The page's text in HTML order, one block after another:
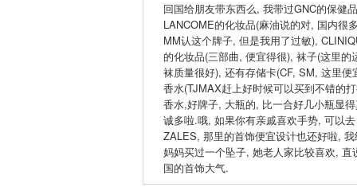
回国给朋友带东西么, 我带过GNC的保健
LANCOME的化妆品(麻油说的对, 国内很
MM认这个牌子, 但是我用了过敏),
的化妆品(三部曲, 便宜得很), 袜子(这里的
袜质量很好), 还有存储卡(CF, SM, 这里便
香水(TJMAX赶上好时候可以买到不错的
香水,好牌子, 大瓶的, 比一合好几小瓶显
诚多啦.哦, 如果你有亲戚喜欢手势, 可以去
ZALES, 那里的首饰便宜设计也还好啦,
妈妈买过一个坠子, 她老人家比较喜欢, 直
国的首饰大气.